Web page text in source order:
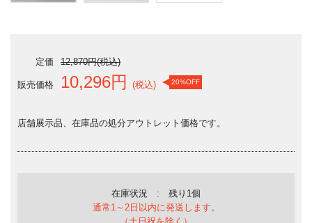
定価 12,870円(税込)
販売価格 10,296円 (税込) 20%OFF
店舗展示品、在庫品の処分アウトレット価格です。
在庫状況 : 残り1個
通常1～2日以内に発送します。